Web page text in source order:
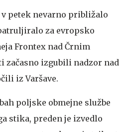
v petek nevarno približalo
za evropsko
Frontex nad Črnim
začasno izgubili nadzor nad
iz Varšave.
poljske obmejne službe
stika, preden je izvedlo